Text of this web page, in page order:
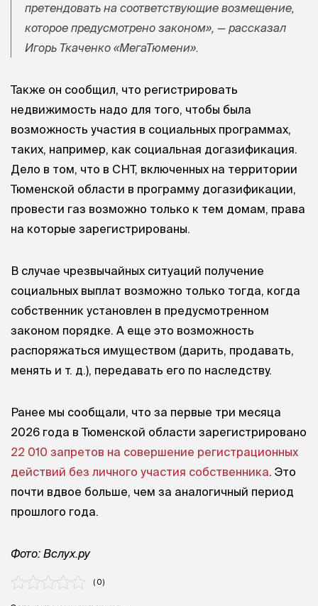
претендовать на соответствующие возмещение,
которое предусмотрено законом», — рассказал
Игорь Ткаченко «МегаТюмени».
Также он сообщил, что регистрировать
недвижимость надо для того, чтобы была
возможность участия в социальных программах,
таких, например, как социальная догазификация.
Дело в том, что в СНТ, включенных на территории
Тюменской области в программу догазификации,
провести газ возможно только к тем домам, права
на которые зарегистрированы.
В случае чрезвычайных ситуаций получение
социальных выплат возможно только тогда, когда
собственник установлен в предусмотренном
законом порядке. А еще это возможность
распоряжаться имуществом (дарить, продавать,
менять и т. д.), передавать его по наследству.
Ранее мы сообщали, что за первые три месяца
2026 года в Тюменской области зарегистрировано
22 010 запретов на совершение регистрационных
действий без личного участия собственника. Это
почти вдвое больше, чем за аналогичный период
прошлого года.
Фото: Вслух.ру
( 0 )